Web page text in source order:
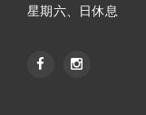
星期六、日休息